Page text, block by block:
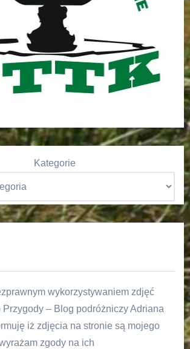
Kategorie
wykorzystywaniem zdjęć
– Blog podróżniczy Adriana
iż zdjęcia na stronie są mojego
zgody na ich